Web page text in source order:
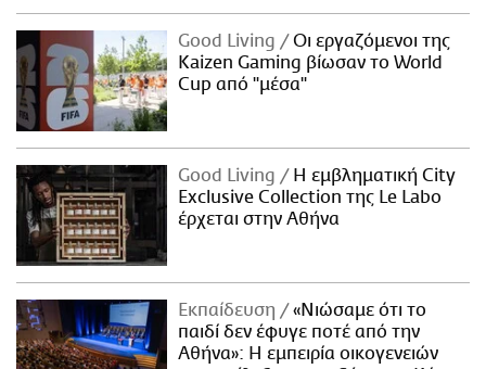
Good Living
Οι εργαζόμενοι της
Kaizen Gaming βίωσαν το World
Cup από "μέσα"
Good Living
Η εμβληματική City
Exclusive Collection της Le Labo
έρχεται στην Αθήνα
Εκπαίδευση
«Νιώσαμε ότι το
παιδί δεν έφυγε ποτέ από την
Αθήνα»: Η εμπειρία οικογενειών